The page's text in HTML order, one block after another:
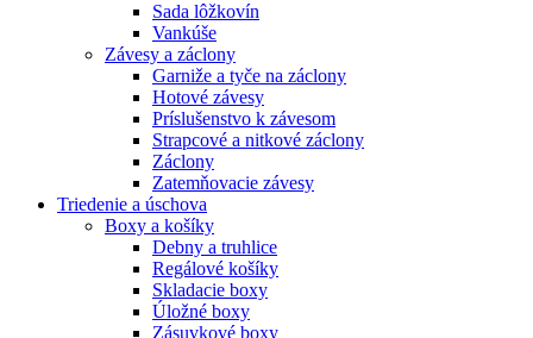
Sada lôžkovín
Vankúše
Závesy a záclony
Garniže a tyče na záclony
Hotové závesy
Príslušenstvo k závesom
Strapcové a nitkové záclony
Záclony
Zatemňovacie závesy
Triedenie a úschova
Boxy a košíky
Debny a truhlice
Regálové košíky
Skladacie boxy
Úložné boxy
Zásuvkové boxy